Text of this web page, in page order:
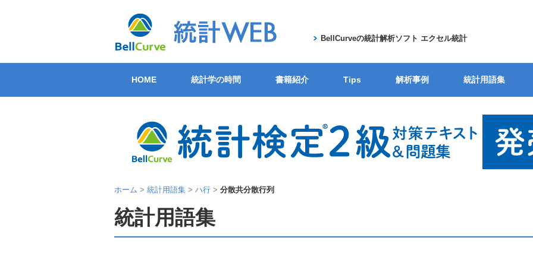
BellCurveの統計解析ソフト エクセル統計
HOME 統計学の時間 書籍紹介 Tips 解析事例 統計用語集
ホーム > 統計用語集 > ハ行 > 分散共分散行列
統計用語集